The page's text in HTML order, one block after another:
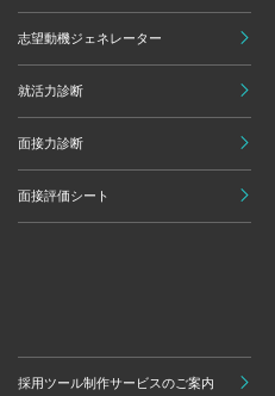
志望動機ジェネレーター
就活力診断
面接力診断
面接評価シート
採用ツール制作サービスのご案内